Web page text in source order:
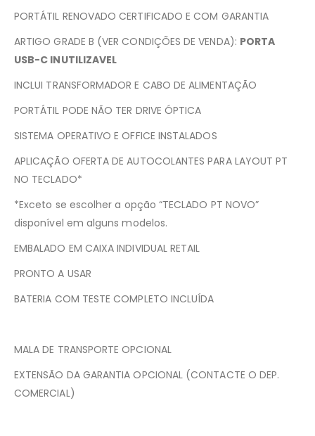
PORTÁTIL RENOVADO CERTIFICADO E COM GARANTIA
ARTIGO GRADE B (VER CONDIÇÕES DE VENDA): PORTA
USB-C INUTILIZAVEL
INCLUI TRANSFORMADOR E CABO DE ALIMENTAÇÃO
PORTÁTIL PODE NÃO TER DRIVE ÓPTICA
SISTEMA OPERATIVO E OFFICE INSTALADOS
APLICAÇÃO OFERTA DE AUTOCOLANTES PARA LAYOUT PT
NO TECLADO*
*Exceto se escolher a opção “TECLADO PT NOVO”
disponível em alguns modelos.
EMBALADO EM CAIXA INDIVIDUAL RETAIL
PRONTO A USAR
BATERIA COM TESTE COMPLETO INCLUÍDA
MALA DE TRANSPORTE OPCIONAL
EXTENSÃO DA GARANTIA OPCIONAL (CONTACTE O DEP.
COMERCIAL)